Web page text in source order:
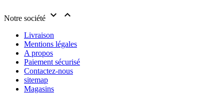
Notre société  
Livraison
Mentions légales
A propos
Paiement sécurisé
Contactez-nous
sitemap
Magasins